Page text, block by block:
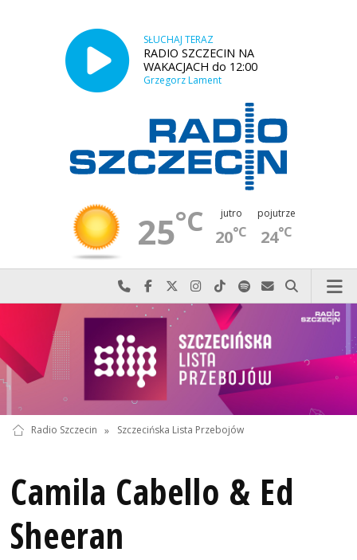
SŁUCHAJ TERAZ
RADIO SZCZECIN NA
WAKACJACH do 12:00
Grzegorz Lament
25°C jutro
20°C
pojutrze
24°C
Najlepiej po prostu do nas zadzwoń
Odwiedź nas na Facebook-u
Odwiedź nas na X
Odwiedź nas na Instagram-ie
Odwiedź nas na TikTok-u
Szukaj nas na Spotify
Wyślij do nas
Szukaj
Radio Szczecin » Szczecińska Lista Przebojów
Camila Cabello & Ed
Sheeran